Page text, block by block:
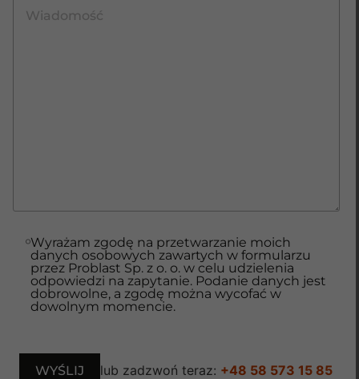
Wyrażam zgodę na przetwarzanie moich
danych osobowych zawartych w formularzu
przez Problast Sp. z o. o. w celu udzielenia
odpowiedzi na zapytanie. Podanie danych jest
dobrowolne, a zgodę można wycofać w
dowolnym momencie.
lub zadzwoń teraz: +48 58 573 15 85